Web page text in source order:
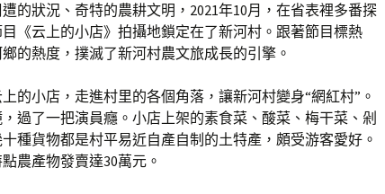
的狀況、奇特的農耕文明，2021年10月，在省表裡多番探
《云上的小店》拍攝地鎖定在了新河村。跟著節目標熱
的熱度，撲滅了新河村農文旅成長的引擎。
的小店，走進村里的各個角落，讓新河村變身“網紅村”。
過了一把演員癮。小店上架的素食菜、酸菜、梅干菜、剁
種貨物都是村平易近自產自制的土特產，頗受游客愛好。
農產物發賣達30萬元。